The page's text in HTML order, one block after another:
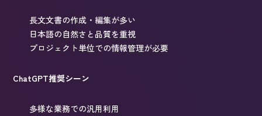
長文文書の作成・編集が多い
日本語の自然さと品質を重視
プロジェクト単位での情報管理が必要
ChatGPT推奨シーン
多様な業務での汎用利用